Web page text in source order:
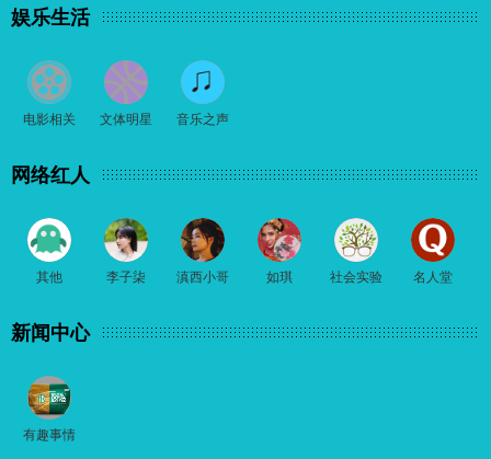
娱乐生活
电影相关 文体明星 音乐之声
网络红人
其他 李子柒 滇西小哥 如琪 社会实验 名人堂
新闻中心
有趣事情